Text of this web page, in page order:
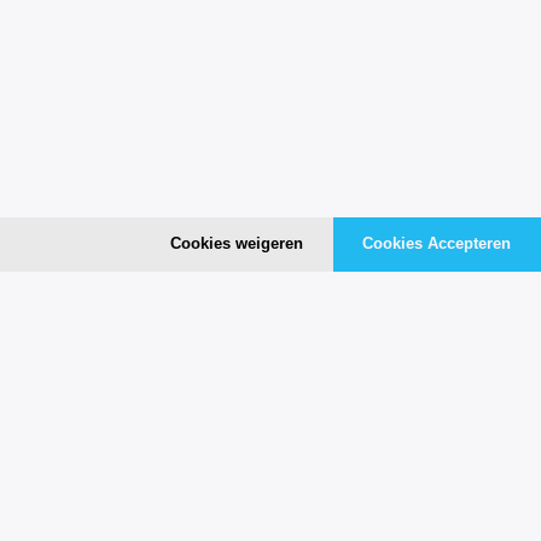
Cookies weigeren Cookies Accepteren